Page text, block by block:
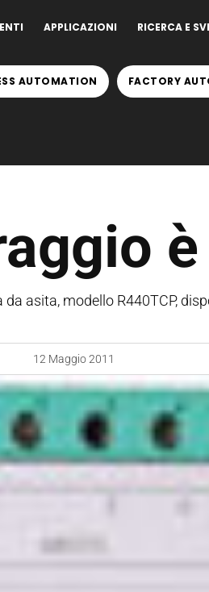
APPLICAZIONI
RICERCA E
AUTOMATION FACTORY
è
asita, modello R440TCP,
12 Maggio 2011